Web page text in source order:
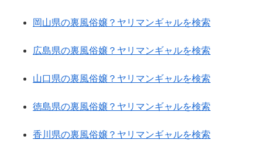
岡山県の裏風俗嬢？ヤリマンギャルを検索
広島県の裏風俗嬢？ヤリマンギャルを検索
山口県の裏風俗嬢？ヤリマンギャルを検索
徳島県の裏風俗嬢？ヤリマンギャルを検索
香川県の裏風俗嬢？ヤリマンギャルを検索